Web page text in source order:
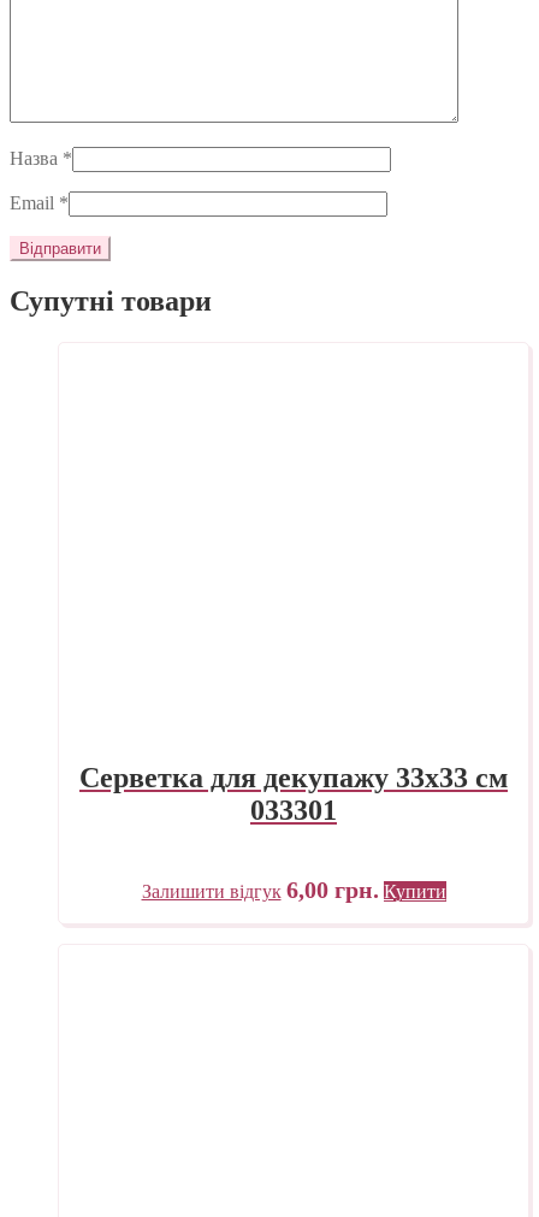
Назва *
Email *
Супутні товари
Серветка для декупажу 33х33 см
033301
Залишити відгук 6,00 грн. Купити